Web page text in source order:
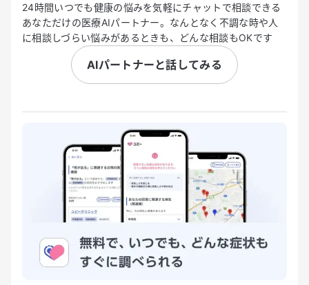
24時間いつでも健康の悩みを気軽にチャットで相談できる
あなただけの医療AIパートナー。なんとなく不調な時や人
に相談しづらい悩みがあるときも、どんな相談もOKです
AIパートナーと話してみる